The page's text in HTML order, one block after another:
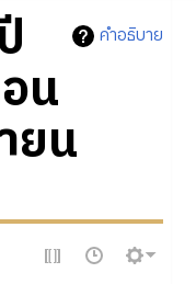
คำอธิบาย
น
ยน